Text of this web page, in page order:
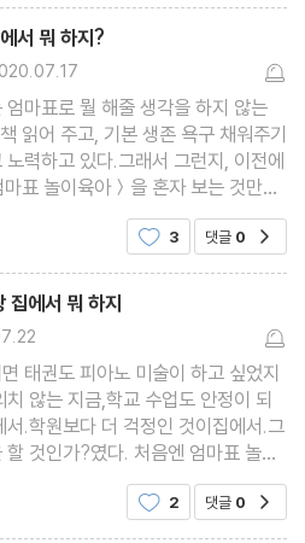
로 탈출
추억의 놀이
실
서 뭐 하지?
엄마표로 뭘 해줄 생각을 하지 않는
읽어 주고, 기본 생존 욕구 채워주기
노력하고 있다.그래서 그런지, 이전에
마표 놀이육아＞을 혼자 보는 것만으
워했다. 물론 그 안에 있는 놀이들을
도 당연하다.이 세상은 양과 음이 있
3 댓글 0
집에서 뭐 하지
태권도 피아노 미술이 하고 싶었지
치 않는 지금,학교 수업도 안정이 되
서.학원보다 더 걱정인 것이집에서.그
할 것인가?였다. 처음엔 엄마표 놀이
만.엄마의 아이디어 고갈, 체력 저하
습지, 엄마표 놀이, 다음은 미디어
2 댓글 0